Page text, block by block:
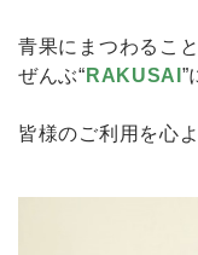
青果にまつわること
ぜんぶ“ RAKUSAI ”
皆様のご利用を心